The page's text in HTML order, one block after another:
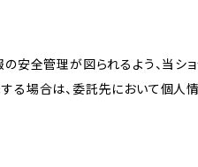
安全管理が図られるよう、当シ
る場合は、委託先において個人